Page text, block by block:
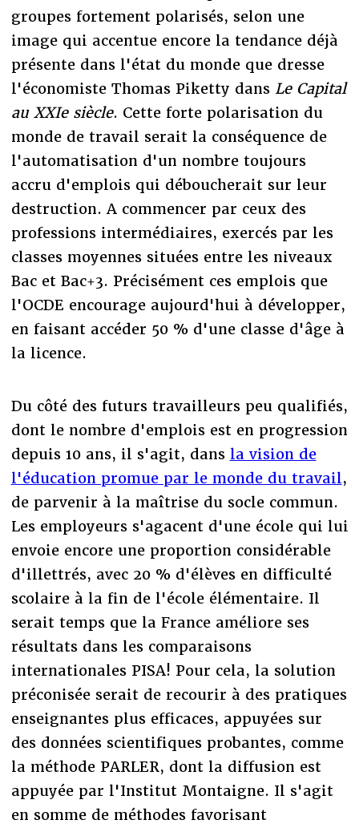
groupes fortement polarisés, selon une
image qui accentue encore la tendance déjà
présente dans l'état du monde que dresse
l'économiste Thomas Piketty dans Le Capital
au XXIe siècle. Cette forte polarisation du
monde de travail serait la conséquence de
l'automatisation d'un nombre toujours
accru d'emplois qui déboucherait sur leur
destruction. A commencer par ceux des
professions intermédiaires, exercés par les
classes moyennes situées entre les niveaux
Bac et Bac+3. Précisément ces emplois que
l'OCDE encourage aujourd'hui à développer,
en faisant accéder 50 % d'une classe d'âge à
la licence.
Du côté des futurs travailleurs peu qualifiés,
dont le nombre d'emplois est en progression
depuis 10 ans, il s'agit, dans la vision de
l'éducation promue par le monde du travail,
de parvenir à la maîtrise du socle commun.
Les employeurs s'agacent d'une école qui lui
envoie encore une proportion considérable
d'illettrés, avec 20 % d'élèves en difficulté
scolaire à la fin de l'école élémentaire. Il
serait temps que la France améliore ses
résultats dans les comparaisons
internationales PISA! Pour cela, la solution
préconisée serait de recourir à des pratiques
enseignantes plus efficaces, appuyées sur
des données scientifiques probantes, comme
la méthode PARLER, dont la diffusion est
appuyée par l'Institut Montaigne. Il s'agit
en somme de méthodes favorisant